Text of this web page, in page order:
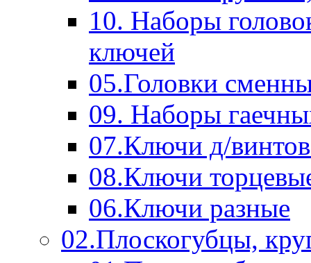
10. Наборы
ключей
05.Головки
09. Наборы
07.Ключи д/
08.Ключи
06.Ключи разные
02.Плоскогубцы,